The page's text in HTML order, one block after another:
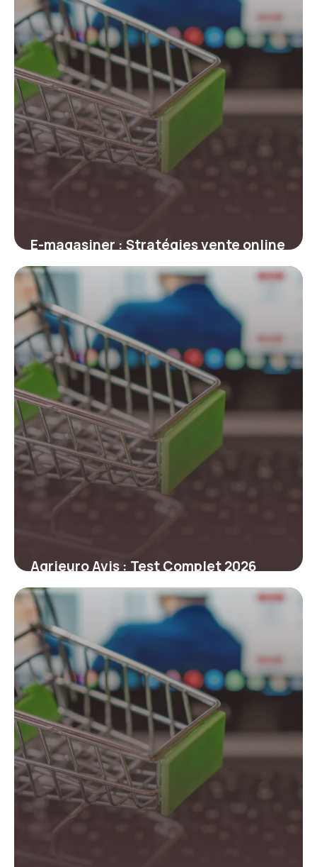
E-magasiner : Stratégies vente online
2026
23 juin 2026
Agrieuro Avis : Test Complet 2026
22 juin 2026